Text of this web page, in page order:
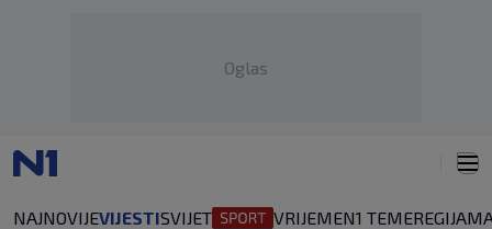
Oglas
NAJNOVIJEVIJESTISVIJET VRIJEMEN1 TEMEREGIJA